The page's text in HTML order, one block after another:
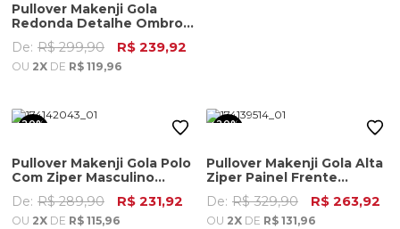
Pullover Makenji Gola
Redonda Detalhe Ombro
Masculino Azul Noite
De: R$ 299,90 R$ 239,92
OU 2X DE R$ 119,96
20%
Pullover Makenji Gola Polo
Com Ziper Masculino
Verde Medio
De: R$ 289,90 R$ 231,92
OU 2X DE R$ 115,96
20%
Pullover Makenji Gola Alta
Ziper Painel Frente
Masculino Bordo
De: R$ 329,90 R$ 263,92
OU 2X DE R$ 131,96